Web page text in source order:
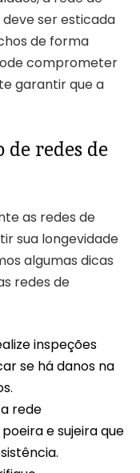
ser esticada
de forma
comprometer
garantir que a
redes de
as redes de
sua longevidade
algumas dicas
redes de
inspeções
se há danos na
rede
e sujeira que